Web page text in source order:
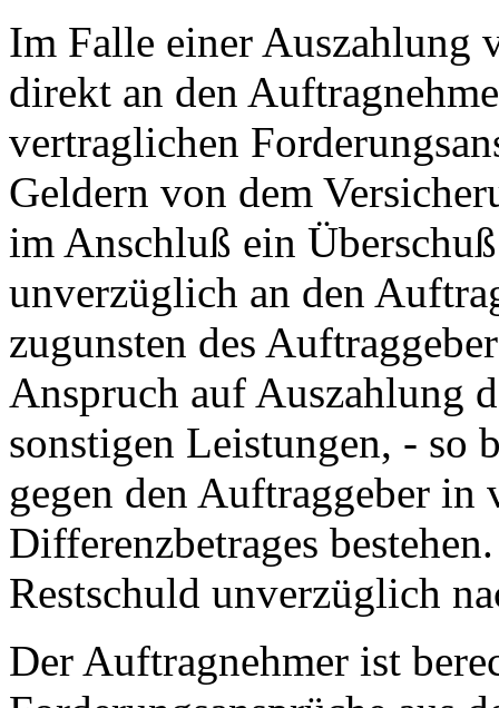
Im Falle einer Auszahlung
direkt an den
vertraglichen
Geldern von dem
im Anschluß ein
unverzüglich an den
zugunsten des
Anspruch auf Auszahlung
sonstigen Leistungen, - so
gegen den Auftraggeber
Differenzbetrages
Restschuld unverzüglich
Der Auftragnehmer ist